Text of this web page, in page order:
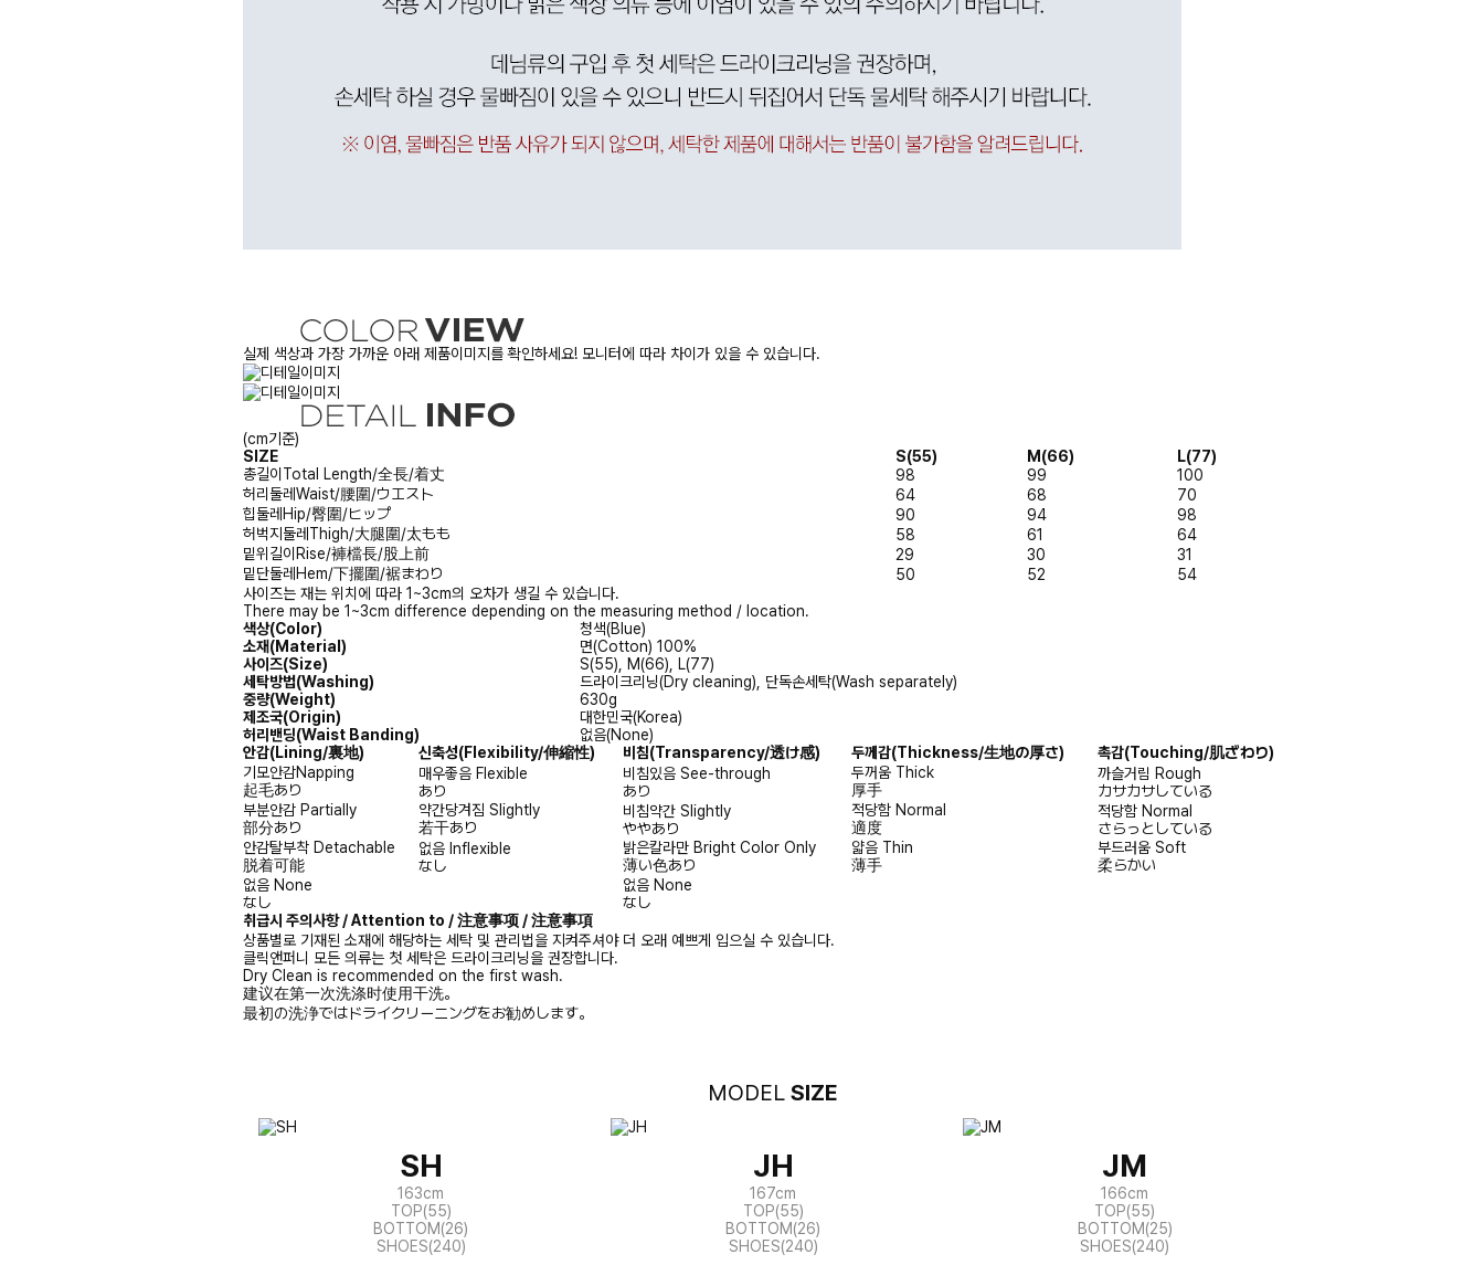
실제 색상과 가장 가까운 아래 제품이미지를 확인하세요! 모니터에 따라 차이가 있을 수 있습니다.
(cm기준)
SIZE
S(55) M(66)
L(77)
총길이 Total Length/全長/着丈 98 99
100
허리둘레Waist/腰圍/ウエスト 64 68
70
힙둘레 Hip/臀圍/ヒップ 90 94
98
허벅지둘레 Thigh/大腿圍/太もも 58 61
64
밑위길이 Rise/褲檔長/股上前 29 30
31
밑단둘레 Hem/下擺圍/裾まわり 50 52
54
사이즈는 재는 위치에 따라 1~3cm의 오차가 생길 수 있습니다.
There may be 1~3cm difference depending on the measuring method / location.
색상(Color)
청색(Blue)
소재(Material)
면(Cotton) 100%
사이즈(Size)
S(55), M(66), L(77)
세탁방법(Washing)
드라이크리닝(Dry cleaning), 단독손세탁(Wash separately)
중량(Weight)
630g
제조국(Origin)
대한민국(Korea)
허리밴딩(Waist Banding)
없음(None)
안감(Lining/裏地) 신축성(Flexibility/伸縮性) 비침(Transparency/透け感) 두께감(Thickness/生地の厚さ) 촉감(Touching/肌ざわり)
기모안감Napping
起毛あり
매우좋음 Flexible
あり
비침있음 See-through
あり
두꺼움 Thick
厚手
까슬거림 Rough
カサカサしている
부분안감 Partially
部分あり
약간당겨짐 Slightly
若干あり
비침약간 Slightly
ややあり
적당함 Normal
適度
적당함 Normal
さらっとしている
안감탈부착 Detachable
脱着可能
없음 Inflexible
なし
밝은칼라만 Bright Color Only
薄い色あり
얇음 Thin
薄手
부드러움 Soft
柔らかい
없음 None
なし
없음 None
なし
취급시 주의사항 / Attention to / 注意事项 / 注意事項
상품별로 기재된 소재에 해당하는 세탁 및 관리법을 지켜주셔야 더 오래 예쁘게 입으실 수 있습니다.
클릭앤퍼니 모든 의류는 첫 세탁은 드라이크리닝을 권장합니다.
Dry Clean is recommended on the first wash.
建议在第一次洗涤时使用干洗。
最初の洗浄ではドライクリーニングをお勧めします。
MODEL SIZE
SH
163cm
TOP(55)
BOTTOM(26)
SHOES(240)
JH
167cm
TOP(55)
BOTTOM(26)
SHOES(240)
JM
166cm
TOP(55)
BOTTOM(25)
SHOES(240)